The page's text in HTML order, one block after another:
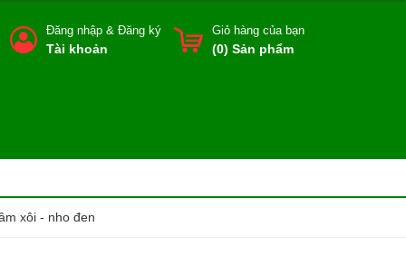
Giỏ hàng của bạn
(0) Sản phẩm
Đăng nhập & Đăng ký
Tài khoản
xôi - nho đen